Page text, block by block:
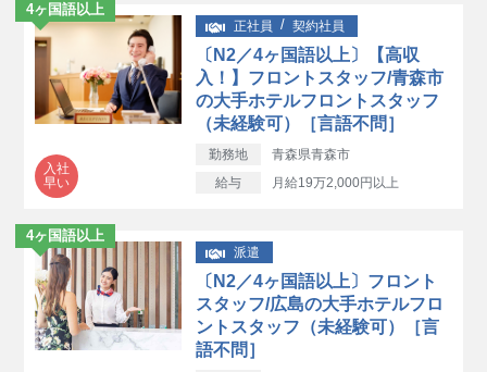
4ヶ国語以上
入社
早い
正社員 契約社員
〔N2／4ヶ国語以上〕【高収
入！】フロントスタッフ/青森市
の大手ホテルフロントスタッフ
（未経験可）［言語不問］
勤務地
青森県青森市
給与
月給19万2,000円以上
4ヶ国語以上
派遣
〔N2／4ヶ国語以上〕フロント
スタッフ/広島の大手ホテルフロ
ントスタッフ（未経験可）［言
語不問］